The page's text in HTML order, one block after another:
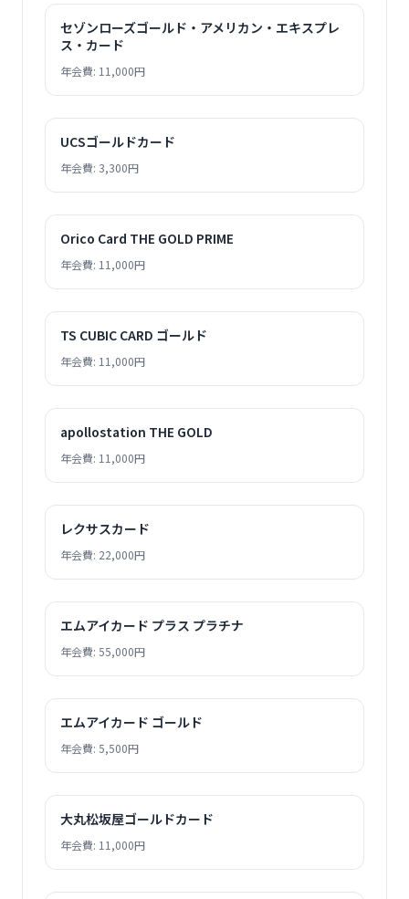
セゾンローズゴールド・アメリカン・エキスプレ
ス・カード
年会費: 11,000円
UCSゴールドカード
年会費: 3,300円
Orico Card THE GOLD PRIME
年会費: 11,000円
TS CUBIC CARD ゴールド
年会費: 11,000円
apollostation THE GOLD
年会費: 11,000円
レクサスカード
年会費: 22,000円
エムアイカード プラス プラチナ
年会費: 55,000円
エムアイカード ゴールド
年会費: 5,500円
大丸松坂屋ゴールドカード
年会費: 11,000円